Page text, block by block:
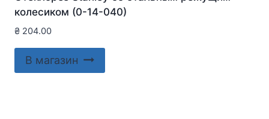
колесиком (0-14-040)
₴ 204.00
В магазин